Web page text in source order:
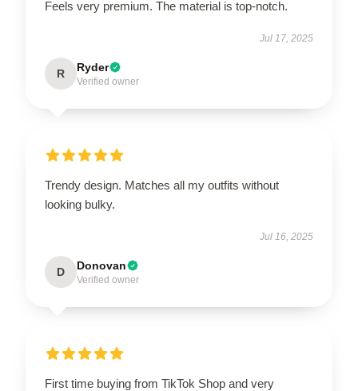
Feels very premium. The material is top-notch.
Jul 17, 2025
R Ryder
Verified owner
Trendy design. Matches all my outfits without
looking bulky.
Jul 16, 2025
D Donovan
Verified owner
First time buying from TikTok Shop and very